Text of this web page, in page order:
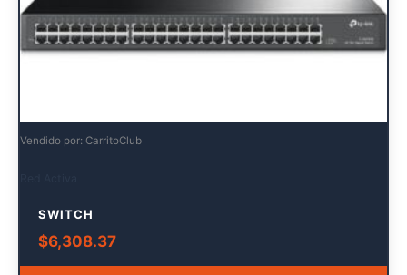
Vendido por: CarritoClub
SWITCH
$6,308.37